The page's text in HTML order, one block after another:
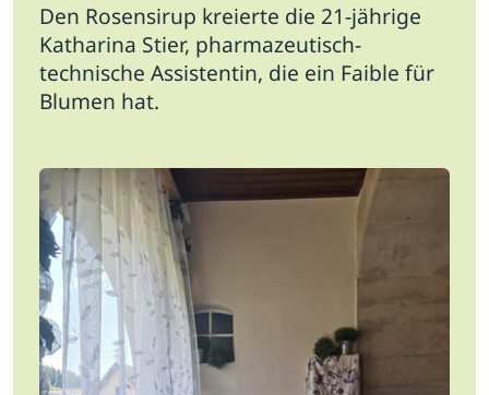
Den Rosensirup kreierte die 21-jährige
Katharina Stier, pharmazeutisch-
technische Assistentin, die ein Faible für
Blumen hat.